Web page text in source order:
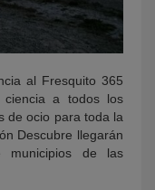
al Fresquito 365
ciencia a todos los
de ocio para toda la
Descubre llegarán
de las